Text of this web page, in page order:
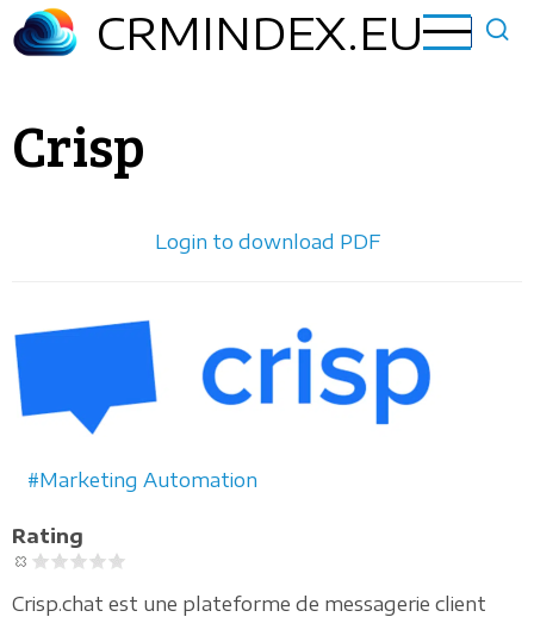
Aller
au
CRMINDEX.EU
Crisp
Login to download PDF
Horizontal
logo
Marketing Automation
Rating
Crisp.chat est une plateforme de messagerie client